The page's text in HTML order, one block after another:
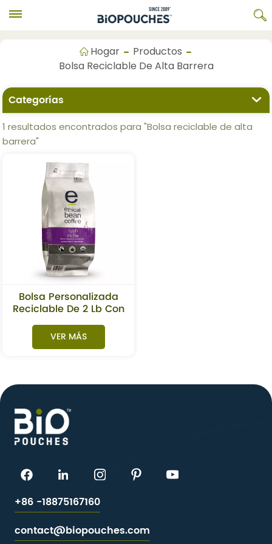
Hogar
Productos
Bolsa Reciclable De Alta Barrera
Categorías
1 resultados encontrados para "Bolsa reciclable de alta
barrera"
Bolsa Personalizada
Reciclable De 2 Lb Con
Fuelle Lateral Para
Granos De Café
VER MÁS
+86 -18875167160
contact@biopouches.com